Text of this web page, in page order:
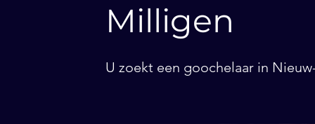
Milligen
U zoekt een goochelaar in